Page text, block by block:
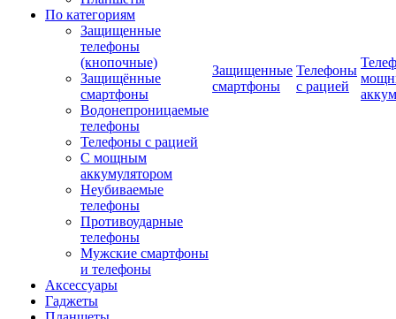
По категориям
Защищенные
телефоны
(кнопочные)
Защищённые
смартфоны
Водонепроницаемые
телефоны
Телефоны с рацией
С мощным
аккумулятором
Неубиваемые
телефоны
Противоударные
телефоны
Мужские смартфоны
и телефоны
Аксессуары
Гаджеты
Защищенные
смартфоны
Телефоны
с рацией